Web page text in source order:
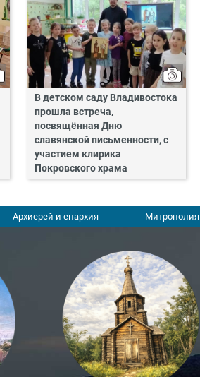
В детском саду Владивостока
прошла встреча,
посвящённая Дню
славянской письменности, с
участием клирика
Покровского храма
Архиерей и епархия Митрополия